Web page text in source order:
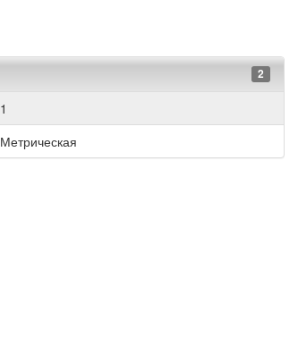
2
1
Метрическая